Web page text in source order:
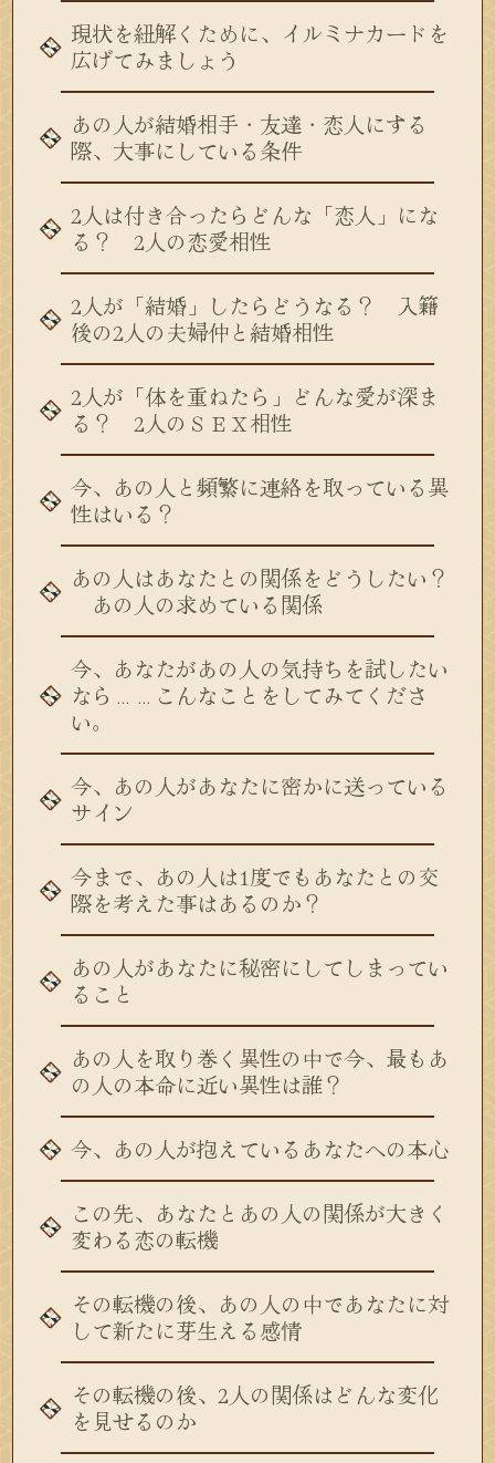
現状を紐解くために、イルミナカードを
広げてみましょう
あの人が結婚相手・友達・恋人にする
際、大事にしている条件
2人は付き合ったらどんな「恋人」にな
る？ 2人の恋愛相性
2人が「結婚」したらどうなる？ 入籍
後の2人の夫婦仲と結婚相性
2人が「体を重ねたら」どんな愛が深ま
る？ 2人のＳＥＸ相性
今、あの人と頻繁に連絡を取っている異
性はいる？
あの人はあなたとの関係をどうしたい？
あの人の求めている関係
今、あなたがあの人の気持ちを試したい
なら……こんなことをしてみてくださ
い。
今、あの人があなたに密かに送っている
サイン
今まで、あの人は1度でもあなたとの交
際を考えた事はあるのか？
あの人があなたに秘密にしてしまってい
ること
あの人を取り巻く異性の中で今、最もあ
の人の本命に近い異性は誰？
今、あの人が抱えているあなたへの本心
この先、あなたとあの人の関係が大きく
変わる恋の転機
その転機の後、あの人の中であなたに対
して新たに芽生える感情
その転機の後、2人の関係はどんな変化
を見せるのか